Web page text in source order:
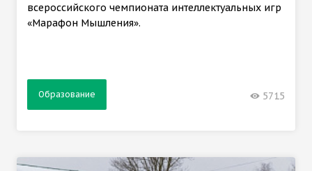
всероссийского чемпионата интеллектуальных игр
«Марафон Мышления».
Образование 5715